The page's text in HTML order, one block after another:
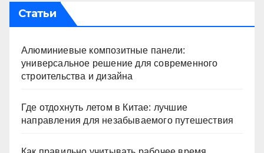
Статьи
Алюминиевые композитные панели:
универсальное решение для современного
строительства и дизайна
Где отдохнуть летом в Китае: лучшие
направления для незабываемого путешествия